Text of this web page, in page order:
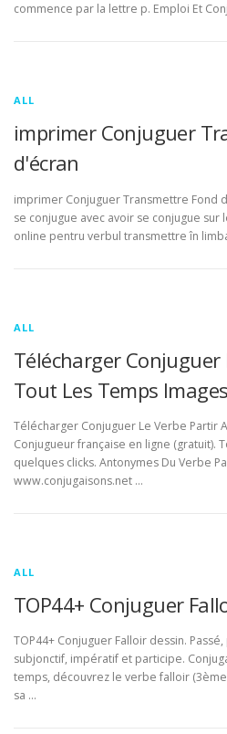
commence par la lettre p. Emploi Et
ALL
imprimer Conjuguer
d'écran
imprimer Conjuguer Transmettre Fond
se conjugue avec avoir se conjugue
online pentru verbul transmettre în
ALL
Télécharger Conjuguer
Tout Les Temps Images
Télécharger Conjuguer Le Verbe Partir
Conjugueur française en ligne (gratuit).
quelques clicks. Antonymes Du Verbe
www.conjugaisons.net …
ALL
TOP44+ Conjuguer
TOP44+ Conjuguer Falloir dessin.
subjonctif, impératif et participe.
temps, découvrez le verbe falloir
sa …